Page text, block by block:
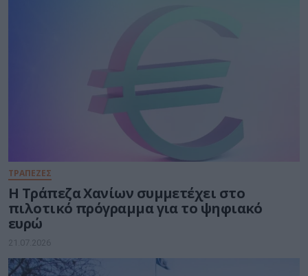
ΤΡΑΠΕΖΕΣ
Η Τράπεζα Χανίων συμμετέχει στο
πιλοτικό πρόγραμμα για το ψηφιακό
ευρώ
21.07.2026